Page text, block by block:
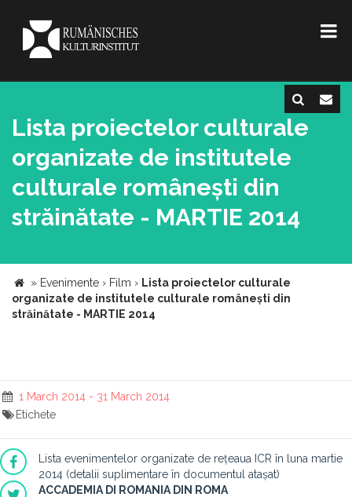
Lista proiectelor culturale
organizate de institutele
culturale românești din
străinătate - MARTIE 2014
» Evenimente › Film › Lista proiectelor culturale
organizate de institutele culturale românești din
străinătate - MARTIE 2014
1 March 2014 - 31 March 2014
Etichete
Lista evenimentelor organizate de rețeaua ICR în luna martie
2014 (detalii suplimentare în documentul atașat)
ACCADEMIA DI ROMANIA DIN ROMA